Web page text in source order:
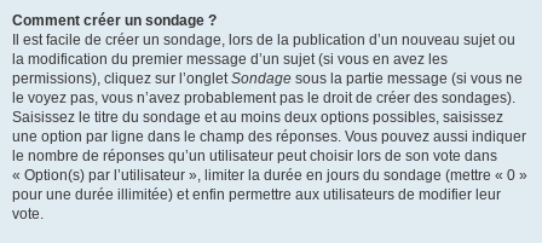
Comment créer un sondage ?
Il est facile de créer un sondage, lors de la publication d’un nouveau sujet ou
la modification du premier message d’un sujet (si vous en avez les
permissions), cliquez sur l’ongletSondage sous la partie message (si vous ne
le voyez pas, vous n’avez probablement pas le droit de créer des sondages).
Saisissez le titre du sondage et au moins deux options possibles, saisissez
une option par ligne dans le champ des réponses. Vous pouvez aussi indiquer
le nombre de réponses qu’un utilisateur peut choisir lors de son vote dans
« Option(s) par l’utilisateur », limiter la durée en jours du sondage (mettre « 0 »
pour une durée illimitée) et enfin permettre aux utilisateurs de modifier leur
vote.